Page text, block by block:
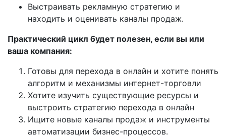
Выстраивать рекламную стратегию и
находить и оценивать каналы продаж.
Практический цикл будет полезен, если вы или
ваша компания:
Готовы для перехода в онлайн и хотите понять
алгоритм и механизмы интернет-торговли
Хотите изучить существующие ресурсы и
выстроить стратегию перехода в онлайн
Ищите новые каналы продаж и инструменты
автоматизации бизнес-процессов.